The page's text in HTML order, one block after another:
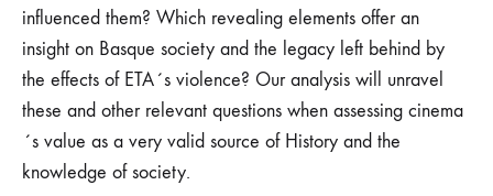
influenced them? Which revealing elements offer an
insight on Basque society and the legacy left behind by
the effects of ETA´s violence? Our analysis will unravel
these and other relevant questions when assessing cinema
´s value as a very valid source of History and the
knowledge of society.